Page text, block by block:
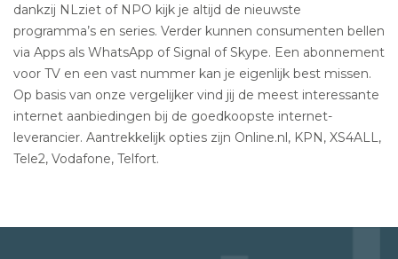
dankzij NLziet of NPO kijk je altijd de nieuwste
programma’s en series. Verder kunnen consumenten bellen
via Apps als WhatsApp of Signal of Skype. Een abonnement
voor TV en een vast nummer kan je eigenlijk best missen.
Op basis van onze vergelijker vind jij de meest interessante
internet aanbiedingen bij de goedkoopste internet-
leverancier. Aantrekkelijk opties zijn Online.nl, KPN, XS4ALL,
Tele2, Vodafone, Telfort.